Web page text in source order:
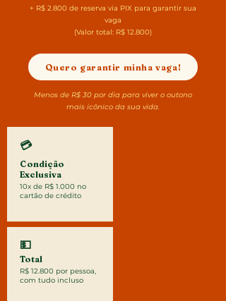
+ R$ 2.800 de reserva via PIX para garantir sua
vaga
(Valor total: R$ 12.800)
Quero garantir minha vaga!
Menos de R$ 30 por dia para viver o outono
mais icônico da sua vida.
💳
Condição
Exclusiva
10x de R$ 1.000 no
cartão de crédito
💵
Total
R$ 12.800 por pessoa,
com tudo incluso